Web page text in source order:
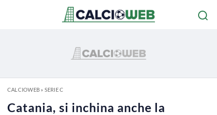
CALCIOWEB» SERIE C
Catania, si inchina anche la